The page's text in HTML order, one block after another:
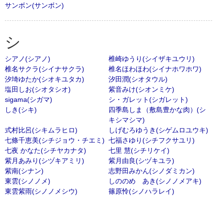
サンボン(サンボン)
シ
シアノ(シアノ)
椎崎ゆうり(シイザキユウリ)
椎名サクラ(シイナサクラ)
椎名ほわほわ(シイナホワホワ)
汐埼ゆたか(シオキユタカ)
汐田潤(シオタウル)
塩田しお(シオタシオ)
紫音みけ(シオンミケ)
sigama(シガマ)
シ・ガレット(シガレット)
しき(シキ)
四季島しま（敷島豊かな肉）(シ
キシマシマ)
式村比呂(シキムラヒロ)
しげむろゆうき(シゲムロユウキ)
七條千恵美(シチジョウ・チエミ) 七福さゆり(シチフクサユリ)
七夜 かなた(シチヤカナタ)
七里 慧(シチリケイ)
紫月あみり(シヅキアミリ)
紫月由良(シヅキユラ)
紫南(シナン)
志野田みかん(シノダミカン)
東雲(シノノメ)
しののめ あき(シノノメアキ)
東雲紫雨(シノノメシウ)
篠原怜(シノハラレイ)